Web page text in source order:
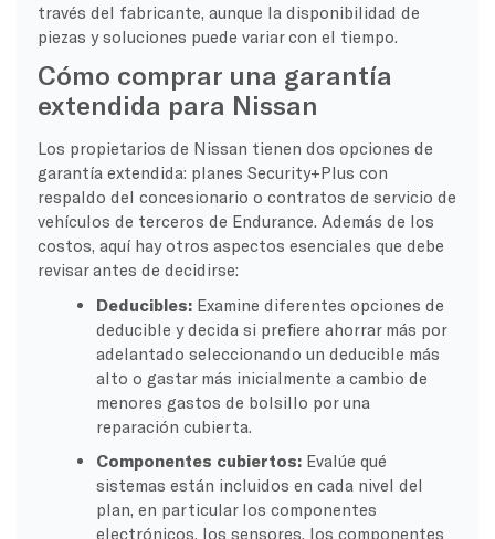
través del fabricante, aunque la disponibilidad de
piezas y soluciones puede variar con el tiempo.
Cómo comprar una garantía
extendida para Nissan
Los propietarios de Nissan tienen dos opciones de
garantía extendida: planes Security+Plus con
respaldo del concesionario o contratos de servicio de
vehículos de terceros de Endurance. Además de los
costos, aquí hay otros aspectos esenciales que debe
revisar antes de decidirse:
Deducibles: Examine diferentes opciones de
deducible y decida si prefiere ahorrar más por
adelantado seleccionando un deducible más
alto o gastar más inicialmente a cambio de
menores gastos de bolsillo por una
reparación cubierta.
Componentes cubiertos: Evalúe qué
sistemas están incluidos en cada nivel del
plan, en particular los componentes
electrónicos, los sensores, los componentes